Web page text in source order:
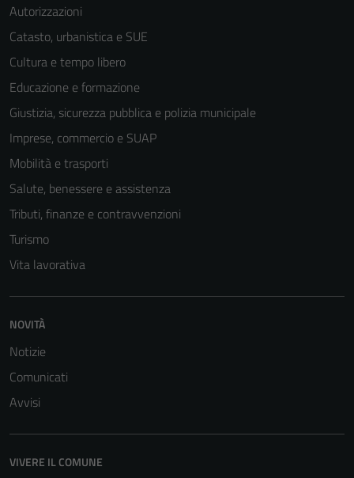
Autorizzazioni
Catasto, urbanistica e SUE
Cultura e tempo libero
Educazione e formazione
Giustizia, sicurezza pubblica e polizia municipale
Imprese, commercio e SUAP
Mobilità e trasporti
Salute, benessere e assistenza
Tributi, finanze e contravvenzioni
Turismo
Vita lavorativa
NOVITÀ
Notizie
Comunicati
Avvisi
VIVERE IL COMUNE